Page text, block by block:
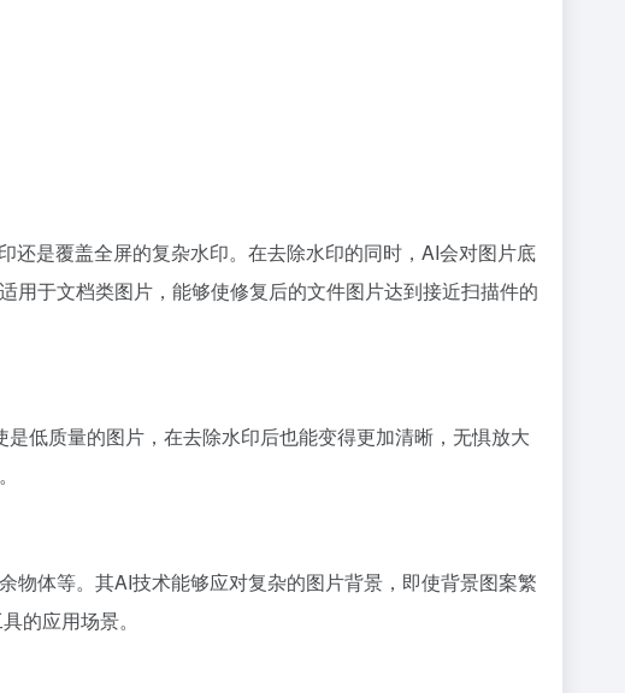
是覆盖全屏的复杂水印。在去除水印的同时，AI会对图片底
于文档类图片，能够使修复后的文件图片达到接近扫描件的
低质量的图片，在去除水印后也能变得更加清晰，无惧放大
体等。其AI技术能够应对复杂的图片背景，即使背景图案繁
的应用场景。